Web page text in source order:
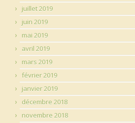
juillet 2019
juin 2019
mai 2019
avril 2019
mars 2019
février 2019
janvier 2019
décembre 2018
novembre 2018